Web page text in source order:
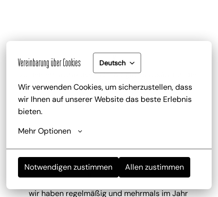
Vereinbarung über Cookies Deutsch
Wir verwenden Cookies, um sicherzustellen, dass
wir Ihnen auf unserer Website das beste Erlebnis
bieten.
Mehr Optionen
Notwendigen zustimmen Allen zustimmen
Gute Bezahlung und Mitarbeiterrabatt
zu deinem attraktiven Gehalt gib es zusätzlich die
Trinkgeldbeteiligung, Mitarbeiterrabatte und
kostenlose Getränke
Mitarbeiterevents
wir haben regelmäßig und mehrmals im Jahr